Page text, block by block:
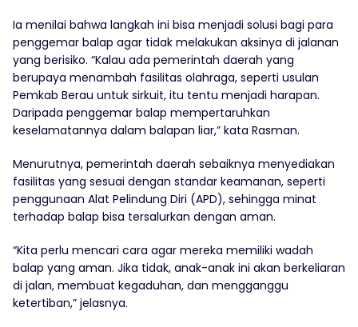
Ia menilai bahwa langkah ini bisa menjadi solusi bagi para
penggemar balap agar tidak melakukan aksinya di jalanan
yang berisiko. “Kalau ada pemerintah daerah yang
berupaya menambah fasilitas olahraga, seperti usulan
Pemkab Berau untuk sirkuit, itu tentu menjadi harapan.
Daripada penggemar balap mempertaruhkan
keselamatannya dalam balapan liar,” kata Rasman.
Menurutnya, pemerintah daerah sebaiknya menyediakan
fasilitas yang sesuai dengan standar keamanan, seperti
penggunaan Alat Pelindung Diri (APD), sehingga minat
terhadap balap bisa tersalurkan dengan aman.
“Kita perlu mencari cara agar mereka memiliki wadah
balap yang aman. Jika tidak, anak-anak ini akan berkeliaran
di jalan, membuat kegaduhan, dan mengganggu
ketertiban,” jelasnya.